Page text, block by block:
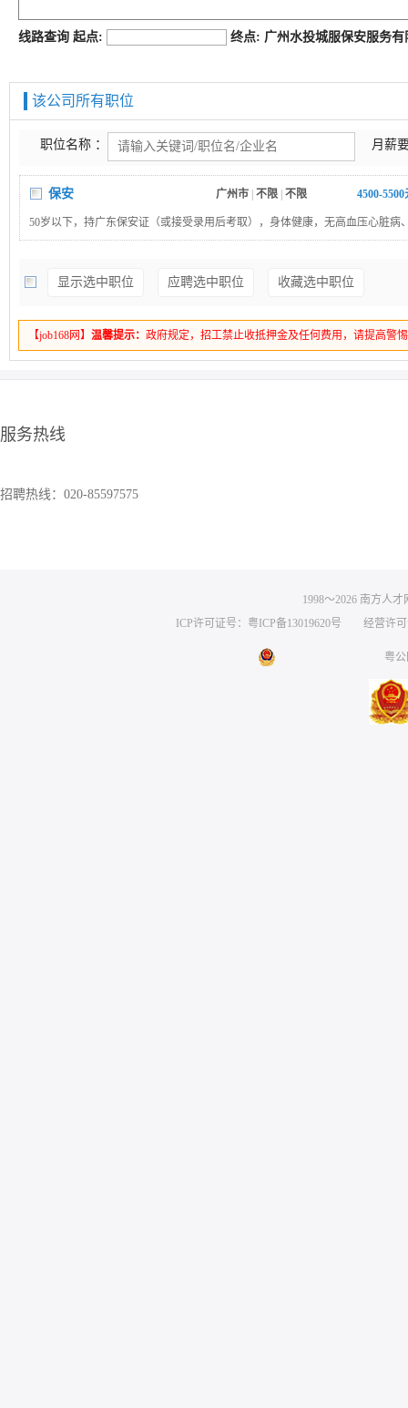
线路查询 起点: 终点: 广州水投城服保安服务
该公司所有职位
职位名称 ： 月薪
保安 广州市 不限 不限 4500-5500
50岁以下，持广东保安证（或接受录用后考取），身体健康，无高血压心脏病
病、癫痫及隐性疾病。
显示选中职位 应聘选中职位 收藏选中职位
【job168网】 温馨提示： 政府规定，招工禁止收抵押金及任何费用，请提高警
服务热线
招聘热线：020-85597575
1998～2026 南方人才
ICP许可证号：粤ICP备13019620号 经营许可
粤公